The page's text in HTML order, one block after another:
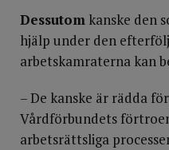
Dessutom kanske den
hjälp under den
arbetskamraterna kan
– De kanske är rädda
Vårdförbundets
arbetsrättsliga